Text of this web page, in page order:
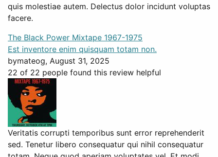
quis molestiae autem. Delectus dolor incidunt voluptas
facere.
The Black Power Mixtape 1967-1975
Est inventore enim quisquam totam non.
bymateog, August 31, 2025
22 of 22 people found this review helpful
Veritatis corrupti temporibus sunt error reprehenderit
sed. Tenetur libero consequatur qui nihil consequatur